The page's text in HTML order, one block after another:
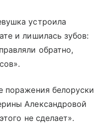
устроила
и лишилась зубов:
обратно,
поражения белоруски
Александровой
не сделает».